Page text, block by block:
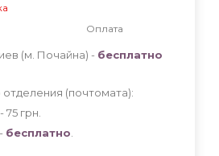
Оплата
(м. Почайна) - бесплатно
(почтомата):
75 грн
бесплатно